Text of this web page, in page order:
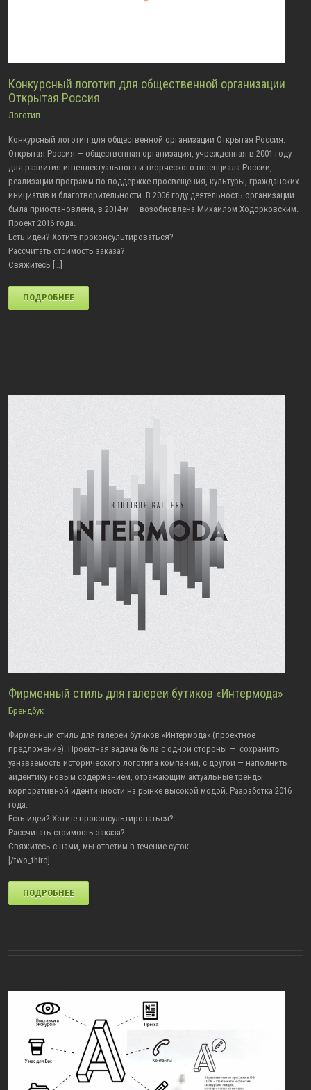
Конкурсный логотип для общественной организации
Открытая Россия
Логотип
Конкурсный логотип для общественной организации Открытая Россия.
Открытая Россия — общественная организация, учрежденная в 2001 году
для развития интеллектуального и творческого потенциала России,
реализации программ по поддержке просвещения, культуры, гражданских
инициатив и благотворительности. В 2006 году деятельность организации
была приостановлена, в 2014-м — возобновлена Михаилом Ходорковским.
Проект 2016 года.
Есть идеи? Хотите проконсультироваться?
Рассчитать стоимость заказа?
Свяжитесь […]
ПОДРОБНЕЕ
Фирменный стиль для галереи бутиков «Интермода»
Брендбук
Фирменный стиль для галереи бутиков «Интермода» (проектное
предложение). Проектная задача была с одной стороны — сохранить
узнаваемость исторического логотипа компании, с другой — наполнить
айдентику новым содержанием, отражающим актуальные тренды
корпоративной идентичности на рынке высокой модой. Разработка 2016
года.
Есть идеи? Хотите проконсультироваться?
Рассчитать стоимость заказа?
Свяжитесь с нами, мы ответим в течение суток.
[/two_third]
ПОДРОБНЕЕ